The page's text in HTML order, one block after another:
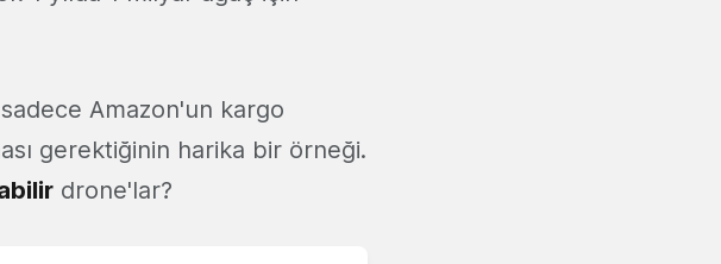
sadece Amazon'un kargo
gerektiğinin harika bir örneği.
drone'lar?